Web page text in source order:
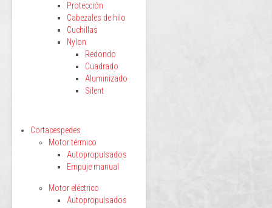
Protección
Cabezales de hilo
Cuchillas
Nylon
Redondo
Cuadrado
Aluminizado
Silent
Cortacespedes
Motor térmico
Autopropulsados
Empuje manual
Motor eléctrico
Autopropulsados